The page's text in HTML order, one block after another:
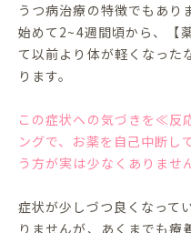
うつ病治療の特徴でもあり
始めて2~4週間頃から、【
て以前より体が軽くなった
ります。
この症状への気づきを≪反
ングで、お薬を自己中断し
う方が実は少なくありませ
症状が少しづつ良くなって
りませんが、あくまでも療